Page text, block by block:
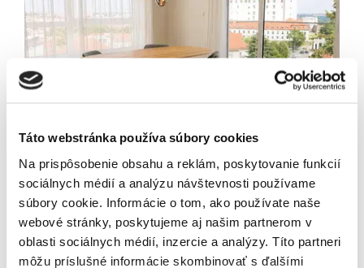
Táto webstránka používa súbory cookies
Na prispôsobenie obsahu a reklám, poskytovanie funkcií
sociálnych médií a analýzu návštevnosti používame
súbory cookie. Informácie o tom, ako používate naše
webové stránky, poskytujeme aj našim partnerom v
oblasti sociálnych médií, inzercie a analýzy. Títo partneri
môžu príslušné informácie skombinovať s ďalšími
sveta realít.
Odoslaním tohto formulára súhlasíte so
spracúvaním osobných údajov.